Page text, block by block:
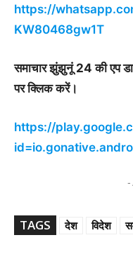
https://
KW80468gw1T
समाचार झुंझुनूं 24 की एप
पर क्लिक करें।
https://
-
TAGS देश विदेश